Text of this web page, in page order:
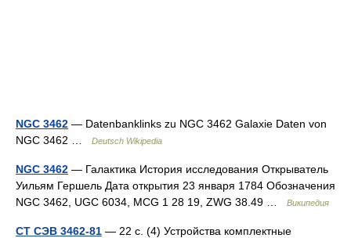
NGC 3462 — Datenbanklinks zu NGC 3462 Galaxie Daten von
NGC 3462 …
Deutsch Wikipedia
NGC 3462 — Галактика История исследования Открыватель
Уильям Гершель Дата открытия 23 января 1784 Обозначения
NGC 3462, UGC 6034, MCG 1 28 19, ZWG 38.49 …
Википедия
СТ СЭВ 3462-81 — 22 с. (4) Устройства комплектные